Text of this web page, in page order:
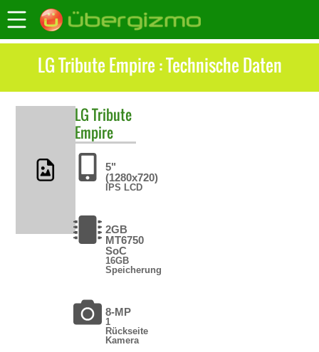
LG Tribute Empire : Technische Daten
LGTribute
Empire
5"
(1280x720)
IPS LCD
2GB
MT6750
SoC
16GB
Speicherung
8-MP
1
Rückseite
Kamera